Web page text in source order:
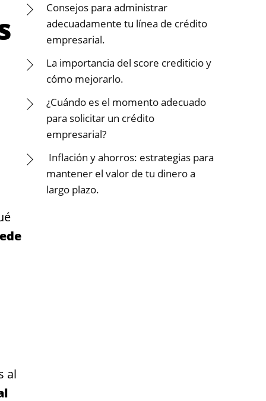
al
Consejos para administrar
adecuadamente tu línea de crédito
empresarial.
La importancia del score crediticio y
cómo mejorarlo.
¿Cuándo es el momento adecuado
para solicitar un crédito
empresarial?
Inflación y ahorros: estrategias para
mantener el valor de tu dinero a
largo plazo.